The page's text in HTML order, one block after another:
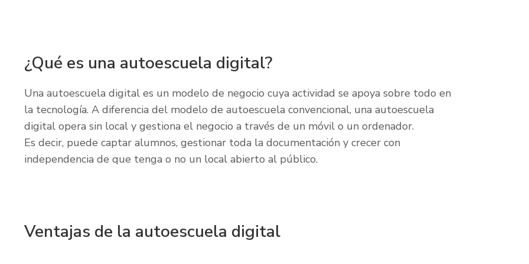
¿Qué es una autoescuela digital?
Una autoescuela digital es un modelo de negocio cuya actividad se apoya sobre todo en
la tecnología. A diferencia del modelo de autoescuela convencional, una autoescuela
digital opera sin local y gestiona el negocio a través de un móvil o un ordenador.
Es decir, puede captar alumnos, gestionar toda la documentación y crecer con
independencia de que tenga o no un local abierto al público.
Ventajas de la autoescuela digital